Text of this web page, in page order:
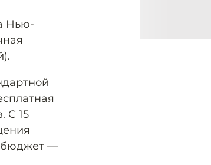
Нью-
C 15
бюджет —